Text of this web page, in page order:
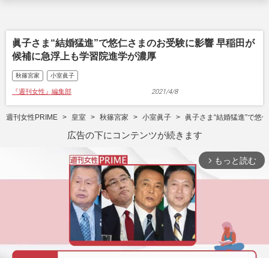
眞子さま“結婚猛進”で悠仁さまのお受験に影響 早稲田が
候補に急浮上も学習院進学が濃厚
秋篠宮家 小室眞子
『週刊女性』編集部 2021/4/8
週刊女性PRIME 皇室 秋篠宮家 小室眞子 眞子さま“結婚猛進”で悠
広告の下にコンテンツが続きます
arrow_forward_ios もっと読む